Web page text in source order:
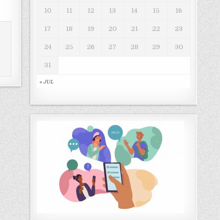
« JUL
10 11 12 13 14 15 16
17 18 19 20 21 22 23
24 25 26 27 28 29 30
31